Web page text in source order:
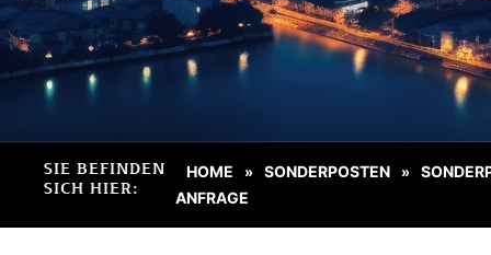
SIE BEFINDEN
SICH HIER:
HOME » SONDERPOSTEN »
ANFRAGE